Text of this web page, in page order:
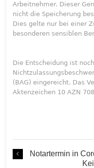
Arbeitnehmer. Dieser
nicht die Speicherung
Dies gelte nur bei einer
besonderen sensiblen
Die Entscheidung ist
(BAG) eingereicht. Das
Aktenzeichen 10 AZN
Notartermin in